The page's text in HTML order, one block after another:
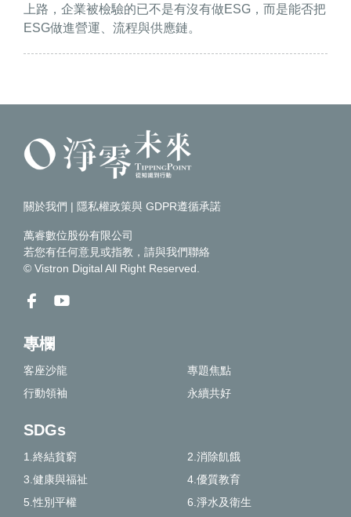
上路，企業被檢驗的已不是有沒有做ESG，而是能否把
ESG做進營運、流程與供應鏈。
關於我們 | 隱私權政策與 GDPR遵循承諾
萬睿數位股份有限公司
若您有任何意見或指教，請與我們聯絡
© Vistron Digital All Right Reserved.
專欄
客座沙龍
專題焦點
行動領袖
永續共好
SDGs
1.終結貧窮
2.消除飢餓
3.健康與福祉
4.優質教育
5.性別平權
6.淨水及衛生